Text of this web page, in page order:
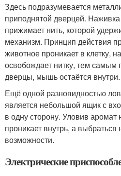
Здесь подразумевается
приподнятой дверцей.
прижимает нить, которой
механизм. Принцип действия
животное проникает в клетку,
освобождает нитку, тем самым
дверцы, мышь остаётся внутри.
Ещё одной разновидностью
является небольшой ящик с
в одну сторону. Уловив аромат
проникает внутрь, а
возможности.
Электрические